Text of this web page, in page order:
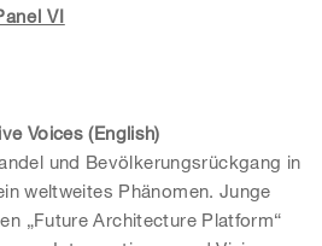
VI
Voices (English)
und Bevölkerungsrückgang in
weltweites Phänomen. Junge
„Future Architecture Platform“